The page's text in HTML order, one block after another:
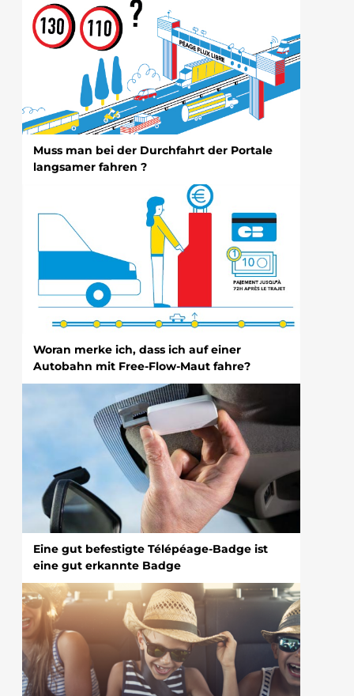
Muss man bei der Durchfahrt der Portale
langsamer fahren ?
Woran merke ich, dass ich auf einer
Autobahn mit Free-Flow-Maut fahre?
Eine gut befestigte Télépéage-Badge ist
eine gut erkannte Badge